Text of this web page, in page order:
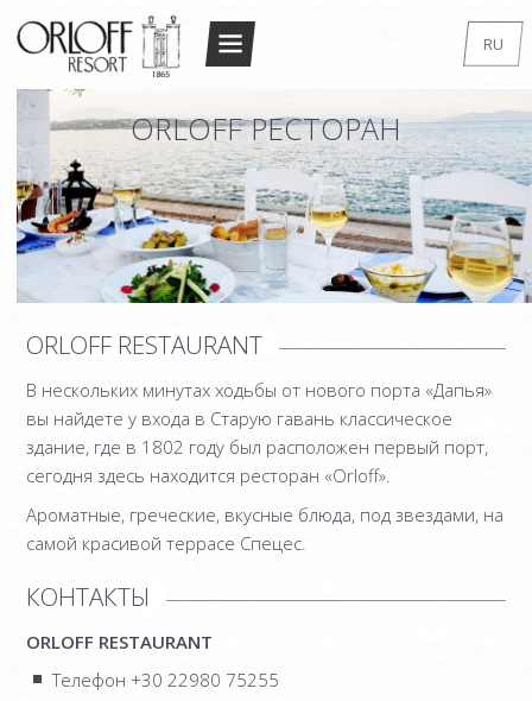
ГЛАВНАЯ
РЕЗОРТ
АРХИТЕКТУРА
ПРОЖИВАНИЕ
ДВУХМЕСТНЫЙ НОМЕР
ДВУХМЕСТНЫЙ СУПЕРИОР
СТУДИО
ЛЮКС СТУДИО
МЕЗОНЕТ
МЕЗОНЕТ ПОВЫШЕННОЙ
КОМФОРТНОСТИ – 2 BEDROOM
КОМФОРТНОСТИ – 3 BEDROOM
SUITE
OLD MANSION
Return to
GR
FR
DE
IT
RU
ORLOFF РЕСТОРАН
ORLOFF RESTAURANT
В нескольких минутах ходьбы от нового порта «Дапья»
вы найдете у входа в Старую гавань классическое
здание, где в 1802 году был расположен первый порт,
сегодня здесь находится ресторан «Orloff».
Ароматные, греческие, вкусные блюда, под звездами, на
самой красивой террасе Спецес.
КОНТАКТЫ
ORLOFF RESTAURANT
Телефон +30 22980 75255